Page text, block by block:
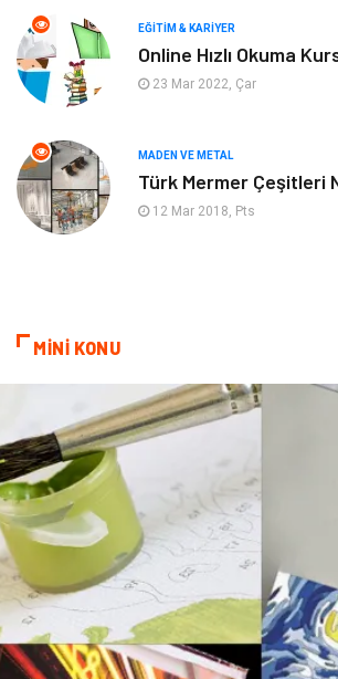
Finans & Ekonomi
Endüstriyel Ürünler
Aksesuar
Nakliyat
Kiralama Servisleri
Çadır
Spor Malzemeleri
Moda İthalat
Bakım
EĞITIM & KARIYER
Online Hızlı Okuma
23 Mar 2022, Çar
MADEN VE METAL
Türk Mermer Çeşitleri
12 Mar 2018, Pts
MİNİ KONU